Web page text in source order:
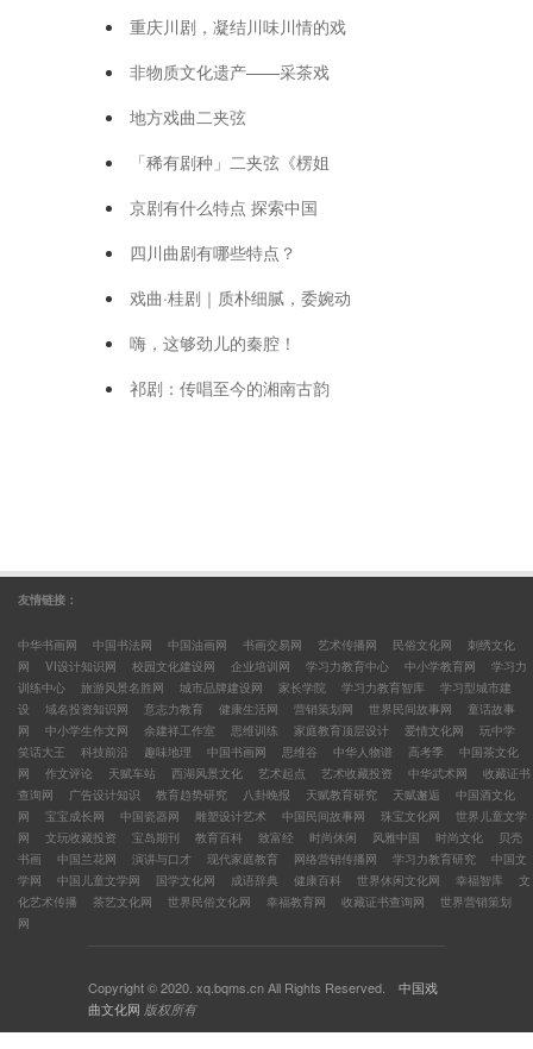
重庆川剧，凝结川味川情的戏
非物质文化遗产——采茶戏
地方戏曲二夹弦
「稀有剧种」二夹弦《楞姐
京剧有什么特点 探索中国
四川曲剧有哪些特点？
戏曲·桂剧｜质朴细腻，委婉动
嗨，这够劲儿的秦腔！
祁剧：传唱至今的湘南古韵
友情链接：
中华书画网 中国书法网 中国油画网 书画交易网 艺术传播网 民俗文化网
刺绣文化
网
VI设计知识网 校园文化建设网 企业培训网 学习力教育中心 中小学教育网
学习力
训练中心
旅游风景名胜网 城市品牌建设网 家长学院 学习力教育智库
学习型城市建
设
域名投资知识网 意志力教育 健康生活网 营销策划网 世界民间故事网
童话故事
网
中小学生作文网 余建祥工作室 思维训练 家庭教育顶层设计 爱情文化网
玩中学
笑话大王
科技前沿 趣味地理 中国书画网 思维谷 中华人物谱 高考季
中国茶文化
网
作文评论 天赋车站 西湖风景文化 艺术起点 艺术收藏投资 中华武术网
收藏证书
查询网
广告设计知识 教育趋势研究 八卦晚报 天赋教育研究 天赋邂逅
中国酒文化
网
宝宝成长网 中国瓷器网 雕塑设计艺术 中国民间故事网 珠宝文化网
世界儿童文学
网
文玩收藏投资 宝岛期刊 教育百科 致富经 时尚休闲 风雅中国 时尚文化
贝壳
书画
中国兰花网 演讲与口才 现代家庭教育 网络营销传播网 学习力教育研究
中国文
学网
中国儿童文学网 国学文化网 成语辞典 健康百科 世界休闲文化网 幸福智库
文
化艺术传播
茶艺文化网 世界民俗文化网 幸福教育网 收藏证书查询网
世界营销策划
网
Copyright © 2020. xq.bqms.cn All Rights Reserved. 中国戏
曲文化网 版权所有